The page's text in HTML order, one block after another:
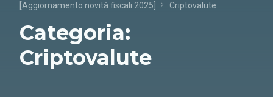
[Aggiornamento novità fiscali 2025]
Criptovalute
Categoria:
Criptovalute
Servizi
Blog
Collaborazioni